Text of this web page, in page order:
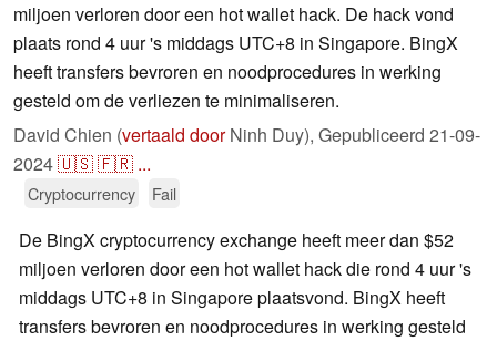
miljoen verloren door een hot wallet hack. De hack vond
plaats rond 4 uur 's middags UTC+8 in Singapore. BingX
heeft transfers bevroren en noodprocedures in werking
gesteld om de verliezen te minimaliseren.
David Chien (vertaald doorNinh Duy), Gepubliceerd 21-09-
2024🇺🇸🇫🇷 ...
Cryptocurrency Fail
De BingX cryptocurrency exchange heeft meer dan $52
miljoen verloren door een hot wallet hack die rond 4 uur 's
middags UTC+8 in Singapore plaatsvond. BingX heeft
transfers bevroren en noodprocedures in werking gesteld